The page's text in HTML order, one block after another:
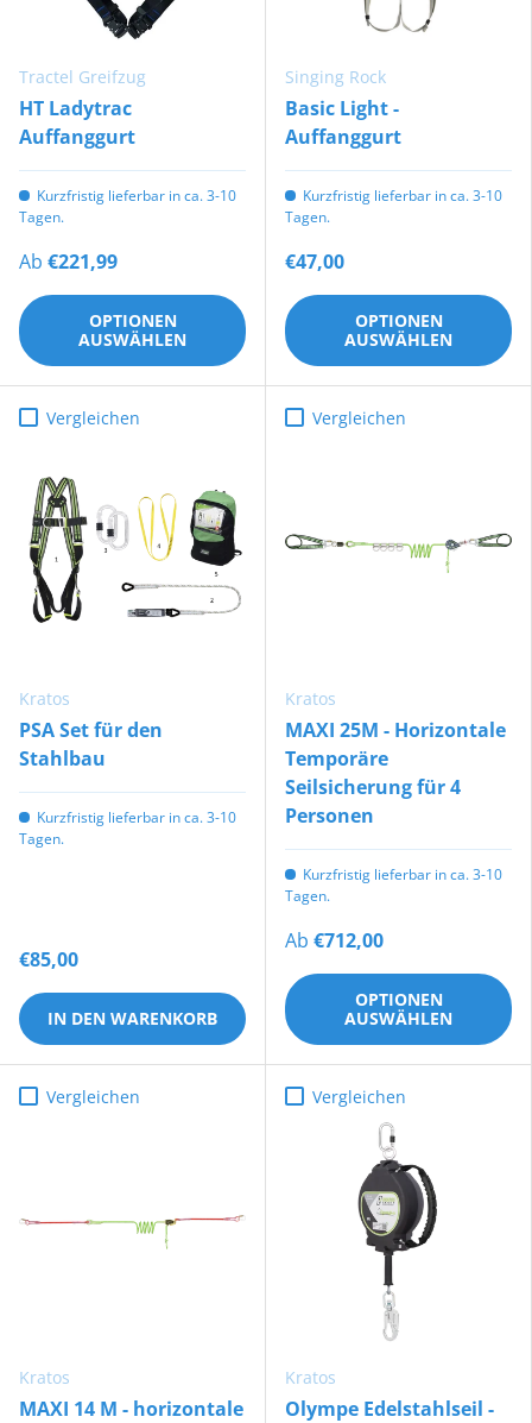
Tractel Greifzug
HT Ladytrac
Auffanggurt
Kurzfristig lieferbar in ca. 3-10
Tagen.
Ab €221,99
OPTIONEN
AUSWÄHLEN
Singing Rock
Basic Light -
Auffanggurt
Kurzfristig lieferbar in ca. 3-10
Tagen.
€47,00
OPTIONEN
AUSWÄHLEN
Vergleichen
Kratos
PSA Set für den
Stahlbau
Kurzfristig lieferbar in ca. 3-10
Tagen.
€85,00
IN DEN WARENKORB
Vergleichen
Kratos
MAXI 25M - Horizontale
Temporäre
Seilsicherung für 4
Personen
Kurzfristig lieferbar in ca. 3-10
Tagen.
Ab €712,00
OPTIONEN
AUSWÄHLEN
Vergleichen
Kratos
MAXI 14 M - horizontale
Vergleichen
Kratos
Olympe Edelstahlseil -